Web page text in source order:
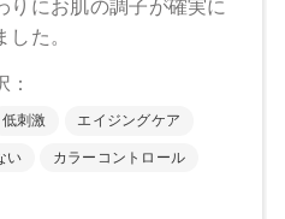
庫状況につきましては、各店